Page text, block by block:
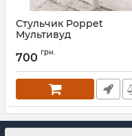
Стульчик Poppet
Мультивуд
700 грн.